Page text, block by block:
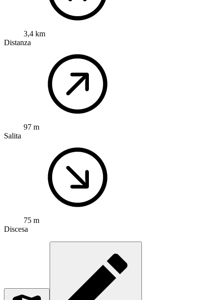
3,4 km
Distanza
97 m
Salita
75 m
Discesa